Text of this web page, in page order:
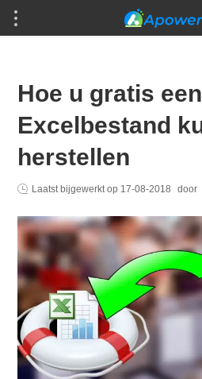
Hoe u gratis een
Excelbestand
herstellen
Laatst bijgewerkt op 17-08-2018 door